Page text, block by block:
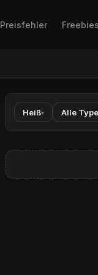
Preisfehler
Heiß▾ Alle